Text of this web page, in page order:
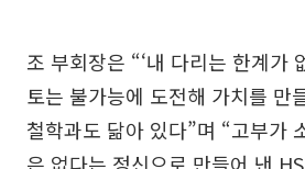
조 부회장은 “‘내 다리는 한계가
토는 불가능에 도전해 가치를 만
철학과도 닮아 있다”며 “고부가